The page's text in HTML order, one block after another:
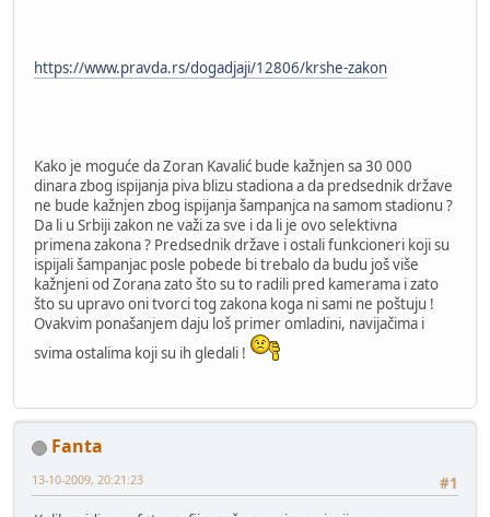
https://www.pravda.rs/dogadjaji/12806/krshe-zakon
Kako je moguće da Zoran Kavalić bude kažnjen sa 30 000
dinara zbog ispijanja piva blizu stadiona a da predsednik države
ne bude kažnjen zbog ispijanja šampanjca na samom stadionu ?
Da li u Srbiji zakon ne važi za sve i da li je ovo selektivna
primena zakona ? Predsednik države i ostali funkcioneri koji su
ispijali šampanjac posle pobede bi trebalo da budu još više
kažnjeni od Zorana zato što su to radili pred kamerama i zato
što su upravo oni tvorci tog zakona koga ni sami ne poštuju !
Ovakvim ponašanjem daju loš primer omladini, navijačima i
svima ostalima koji su ih gledali !
Fanta
#1
13-10-2009, 20:21:23